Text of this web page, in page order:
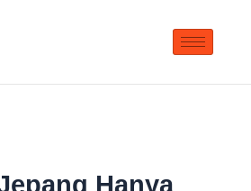
Hanya